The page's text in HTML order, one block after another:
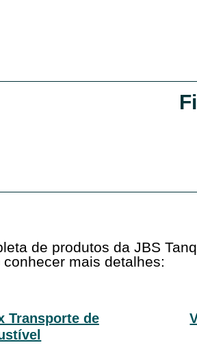
de produtos da JBS
mais detalhes:
Transporte de